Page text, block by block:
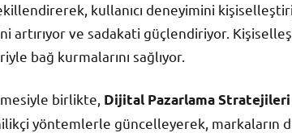
kullanıcı deneyimini
artırıyor ve sadakati güçlendiriyor.
bağ kurmalarını sağlıyor.
birlikte, Dijital Pazarlama Stratejileri
yöntemlerle güncelleyerek, markaların